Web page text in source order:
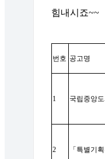
힘내시죠~~
번호 공고명
1 국립중앙
2 「 특별기